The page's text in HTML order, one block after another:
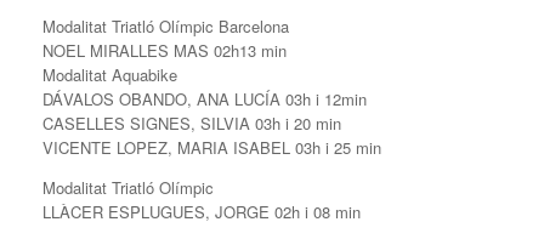
Modalitat Triatló Olímpic Barcelona
NOEL MIRALLES MAS 02h13 min
Modalitat Aquabike
DÁVALOS OBANDO, ANA LUCÍA 03h i 12min
CASELLES SIGNES, SILVIA 03h i 20 min
VICENTE LOPEZ, MARIA ISABEL 03h i 25 min
Modalitat Triatló Olímpic
LLÀCER ESPLUGUES, JORGE 02h i 08 min